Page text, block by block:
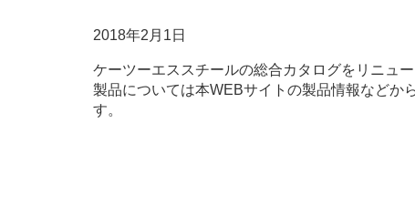
2018年2月1日
ケーツーエススチールの総合カタログをリニュー
製品については本WEBサイトの製品情報などか
す。